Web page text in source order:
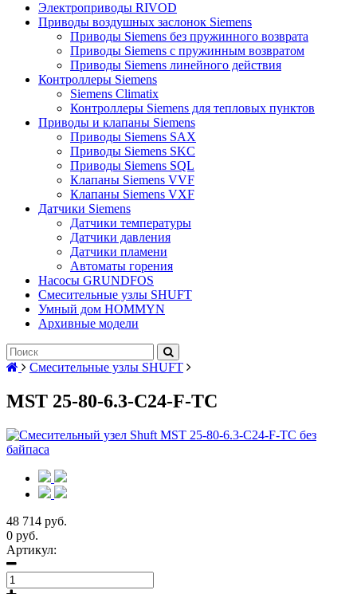
Электроприводы RIVOD
Приводы воздушных заслонок Siemens
Приводы Siemens без пружинного возврата
Приводы Siemens с пружинным возвратом
Приводы Siemens линейного действия
Контроллеры Siemens
Siemens Climatix
Контроллеры Siemens для тепловых пунктов
Приводы и клапаны Siemens
Приводы Siemens SAX
Приводы Siemens SKC
Приводы Siemens SQL
Клапаны Siemens VVF
Клапаны Siemens VXF
Датчики Siemens
Датчики температуры
Датчики давления
Датчики пламени
Автоматы горения
Насосы GRUNDFOS
Смесительные узлы SHUFT
Умный дом HOMMYN
Архивные модели
Смесительные узлы SHUFT
MST 25-80-6.3-C24-F-TC
48 714 руб.
0 руб.
Артикул: